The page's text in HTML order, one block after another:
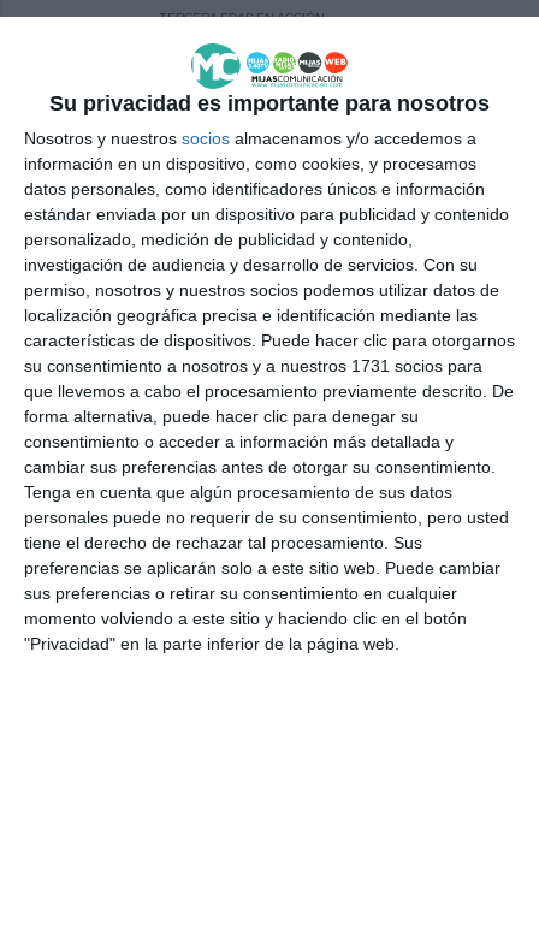
Su privacidad es importante para nosotros
Nosotros y nuestros socios almacenamos y/o accedemos a
información en un dispositivo, como cookies, y procesamos
datos personales, como identificadores únicos e información
estándar enviada por un dispositivo para publicidad y contenido
personalizado, medición de publicidad y contenido,
investigación de audiencia y desarrollo de servicios. Con su
permiso, nosotros y nuestros socios podemos utilizar datos de
localización geográfica precisa e identificación mediante las
características de dispositivos. Puede hacer clic para otorgarnos
su consentimiento a nosotros y a nuestros 1731 socios para
que llevemos a cabo el procesamiento previamente descrito. De
forma alternativa, puede hacer clic para denegar su
consentimiento o acceder a información más detallada y
cambiar sus preferencias antes de otorgar su consentimiento.
Tenga en cuenta que algún procesamiento de sus datos
personales puede no requerir de su consentimiento, pero usted
tiene el derecho de rechazar tal procesamiento. Sus
preferencias se aplicarán solo a este sitio web. Puede cambiar
sus preferencias o retirar su consentimiento en cualquier
momento volviendo a este sitio y haciendo clic en el botón
"Privacidad" en la parte inferior de la página web.
TERCERA EDAD EN ACCIÓN
Mijas revive el espíritu de San
Fermín con 36 años de tradición
lejos de Pamplona
ACTUALIDAD
Casa Navarra celebrará San
Fermín por todo lo alto
ACTUALIDAD
La Casa Museo acoge la
ponencia 'Río Grande:
aproximación a su realidad y
amenazas'
ACTUALIDAD
Alumnas de manualidades de la
UP exponen en la Casa de la
Cultura de Las Lagunas
ACTUALIDAD